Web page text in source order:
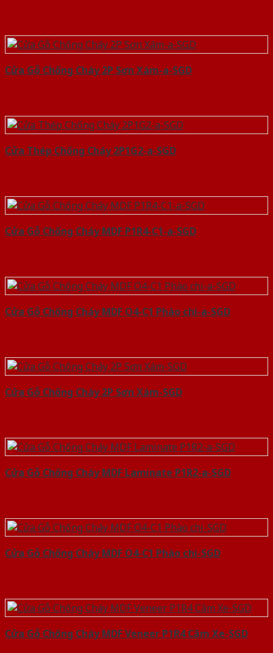
Cửa Gỗ Chống Cháy 2P Sơn Xám-a-SGD
Cửa Thép Chống Cháy 2P1G2-a-SGD
Cửa Gỗ Chống Cháy MDF P1R4-C1-a-SGD
Cửa Gỗ Chống Cháy MDF O4-C1 Phào chi-a-SGD
Cửa Gỗ Chống Cháy 2P Sơn Xám-SGD
Cửa Gỗ Chống Cháy MDF Laminate P1R2-a-SGD
Cửa Gỗ Chống Cháy MDF O4-C1 Phào chi-SGD
Cửa Gỗ Chống Cháy MDF Veneer P1R4 Căm Xe-SGD